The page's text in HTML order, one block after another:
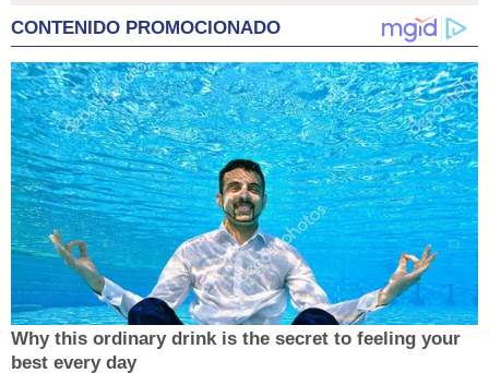
CONTENIDO PROMOCIONADO
Why this ordinary drink is the secret to feeling your
best every day